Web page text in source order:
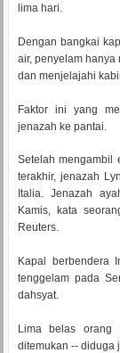
lima hari.
Dengan bangkai
air, penyelam hanya
dan menjelajahi
Faktor ini yang
jenazah ke pantai.
Setelah mengambil
terakhir, jenazah
Italia. Jenazah
Kamis, kata
Reuters.
Kapal berbendera
tenggelam pada
dahsyat.
Lima belas orang
ditemukan -- diduga